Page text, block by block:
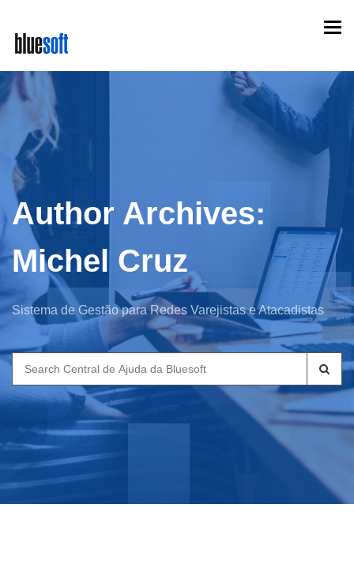
main
content
Author Archives:
Michel Cruz
Sistema de Gestão para Redes Varejistas e Atacadistas
Search
for: